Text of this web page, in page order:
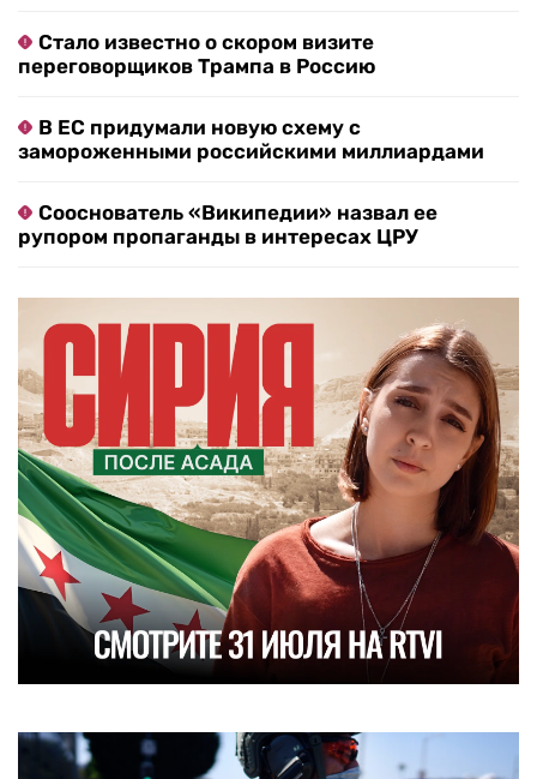
Стало известно о скором визите
переговорщиков Трампа в Россию
В ЕС придумали новую схему с
замороженными российскими миллиардами
Сооснователь «Википедии» назвал ее
рупором пропаганды в интересах ЦРУ